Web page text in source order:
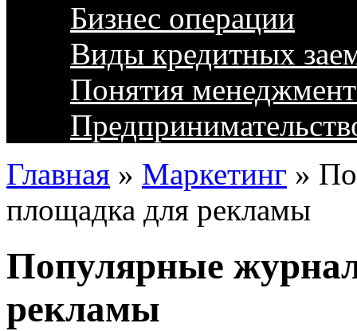
Бизнес операции
Виды кредитных
Понятия
Главная » Маркетинг »
площадка для рекламы
Популярные
рекламы